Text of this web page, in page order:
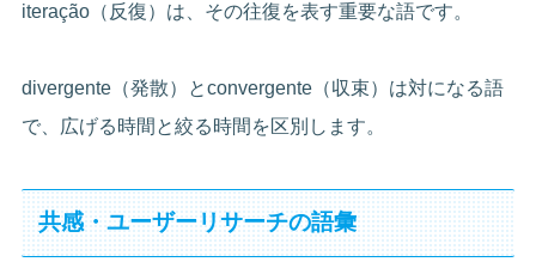
iteração（反復）は、その往復を表す重要な語です。
divergente（発散）とconvergente（収束）は対になる語
で、広げる時間と絞る時間を区別します。
共感・ユーザーリサーチの語彙